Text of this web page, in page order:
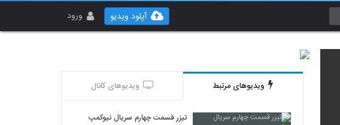
ورود آپلود ویدیو
ویدیوهای مرتبط ویدیوهای کانال
تیزر قسمت چهارم سریال نیوکمپ